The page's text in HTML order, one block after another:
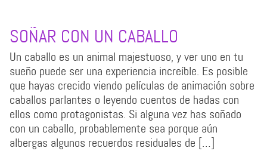
SOÑAR CON UN CABALLO
Un caballo es un animal majestuoso, y ver uno en tu
sueño puede ser una experiencia increíble. Es posible
que hayas crecido viendo películas de animación sobre
caballos parlantes o leyendo cuentos de hadas con
ellos como protagonistas. Si alguna vez has soñado
con un caballo, probablemente sea porque aún
albergas algunos recuerdos residuales de […]